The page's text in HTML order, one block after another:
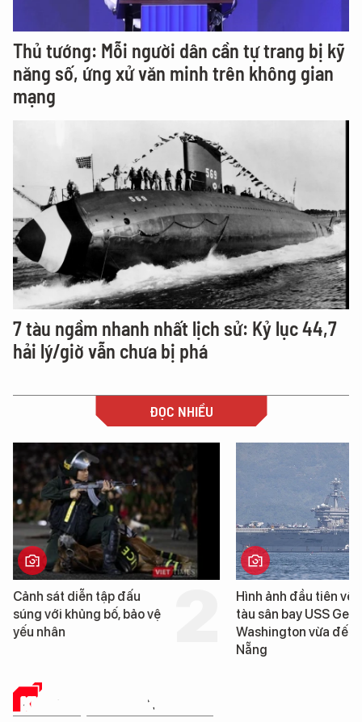
Thủ tướng: Mỗi người dân cần tự trang bị kỹ
năng số, ứng xử văn minh trên không gian
mạng
7 tàu ngầm nhanh nhất lịch sử: Kỷ lục 44,7
hải lý/giờ vẫn chưa bị phá
ĐỌC NHIỀU
Hình ảnh đầu tiên về siêu
tàu sân bay USS George
Washington vừa đến Đà
Cận cảnh chiến hạm
tống tàu sân bay USS
George Washington
Đà Nẵng
KHOA HỌC THƯỜNG THỨC